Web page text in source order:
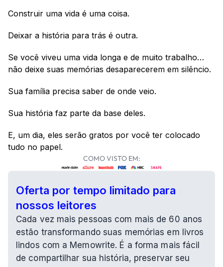
Construir uma vida é uma coisa.
Deixar a história para trás é outra.
Se você viveu uma vida longa e de muito trabalho…
não deixe suas memórias desaparecerem em silêncio.
Sua família precisa saber de onde veio.
Sua história faz parte da base deles.
E, um dia, eles serão gratos por você ter colocado
tudo no papel.
COMO VISTO EM:
Oferta por tempo limitado para
nossos leitores
Cada vez mais pessoas com mais de 60 anos
estão transformando suas memórias em livros
lindos com a Memowrite. É a forma mais fácil
de compartilhar sua história, preservar seu